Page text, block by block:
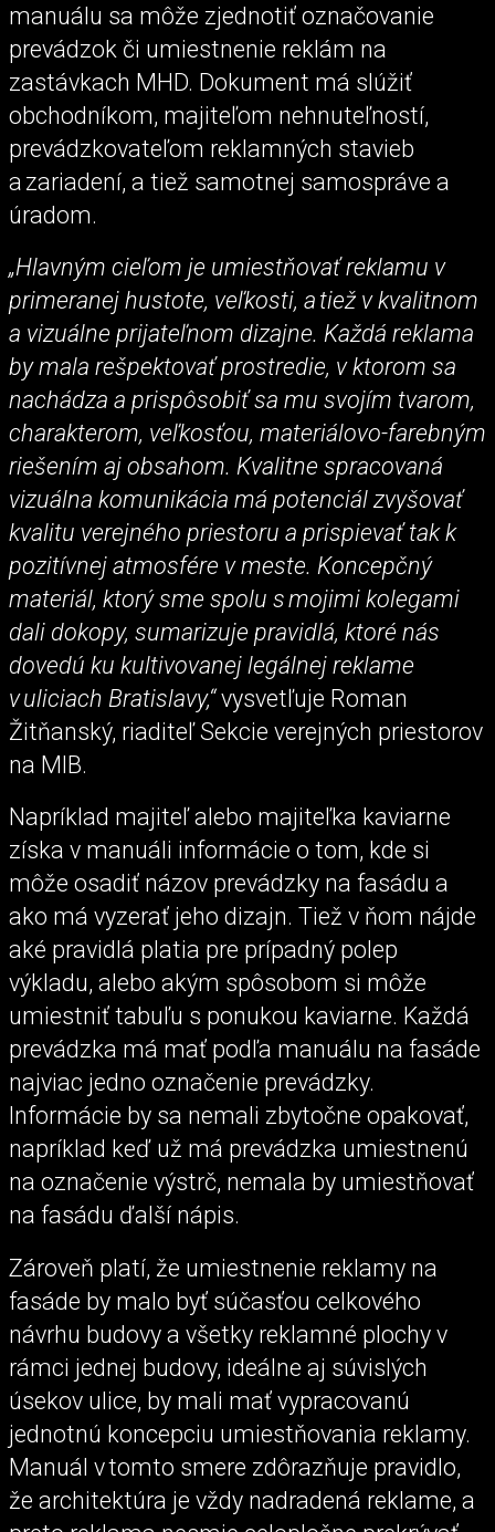
manuálu sa môže zjednotiť označovanie
prevádzok či umiestnenie reklám na
zastávkach MHD. Dokument má slúžiť
obchodníkom, majiteľom nehnuteľností,
prevádzkovateľom reklamných stavieb
a zariadení, a tiež samotnej samospráve a
úradom.
„Hlavným cieľom je umiestňovať reklamu v
primeranej hustote, veľkosti, a tiež v kvalitnom
a vizuálne prijateľnom dizajne. Každá reklama
by mala rešpektovať prostredie, v ktorom sa
nachádza a prispôsobiť sa mu svojím tvarom,
charakterom, veľkosťou, materiálovo-farebným
riešením aj obsahom. Kvalitne spracovaná
vizuálna komunikácia má potenciál zvyšovať
kvalitu verejného priestoru a prispievať tak k
pozitívnej atmosfére v meste. Koncepčný
materiál, ktorý sme spolu s mojimi kolegami
dali dokopy, sumarizuje pravidlá, ktoré nás
dovedú ku kultivovanej legálnej reklame
v uliciach Bratislavy,“vysvetľuje Roman
Žitňanský, riaditeľ Sekcie verejných priestorov
na MIB.
Napríklad majiteľ alebo majiteľka kaviarne
získa v manuáli informácie o tom, kde si
môže osadiť názov prevádzky na fasádu a
ako má vyzerať jeho dizajn. Tiež v ňom nájde
aké pravidlá platia pre prípadný polep
výkladu, alebo akým spôsobom si môže
umiestniť tabuľu s ponukou kaviarne. Každá
prevádzka má mať podľa manuálu na fasáde
najviac jedno označenie prevádzky.
Informácie by sa nemali zbytočne opakovať,
napríklad keď už má prevádzka umiestnenú
na označenie výstrč, nemala by umiestňovať
na fasádu ďalší nápis.
Zároveň platí, že umiestnenie reklamy na
fasáde by malo byť súčasťou celkového
návrhu budovy a všetky reklamné plochy v
rámci jednej budovy, ideálne aj súvislých
úsekov ulice, by mali mať vypracovanú
jednotnú koncepciu umiestňovania reklamy.
Manuál v tomto smere zdôrazňuje pravidlo,
že architektúra je vždy nadradená reklame, a